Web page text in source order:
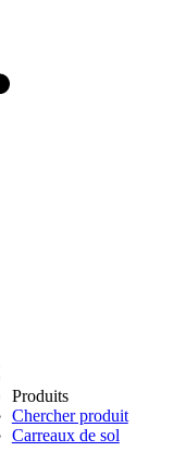
Produits
Chercher produit
Carreaux de sol